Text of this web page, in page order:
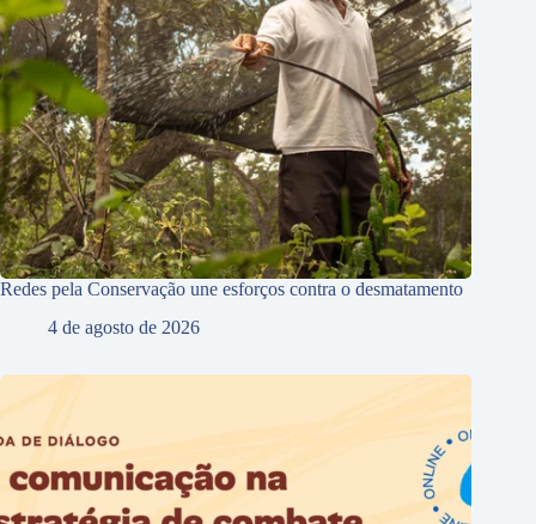
Redes pela Conservação une esforços contra o desmatamento
4 de agosto de 2026